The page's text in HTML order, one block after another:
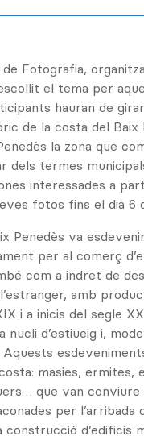
Fotografia,
el tema per
hauran de
de la costa del Baix
la zona que
dels termes
interessades a
fotos fins el dia 6
Penedès va
per al comerç
com a indret de
amb
i a inicis del segle
nucli d’estiueig i,
masies, ermites,
que van
per l’arribada
construcció d’edificis